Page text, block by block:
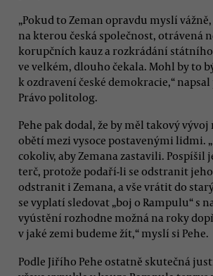
„Pokud to Zeman opravdu myslí
na kterou česká společnost, otrávená
korupčních kauz a rozkrádání
ve velkém, dlouho čekala. Mohl by to
k ozdravení české demokracie,“
Právo politolog.
Pehe pak dodal, že by měl takový
obětí mezi vysoce postavenými lidmi.
cokoliv, aby Zemana zastavili. Pospíšil
terč, protože podaří-li se odstranit
odstranit i Zemana, a vše vrátit do
se vyplatí sledovat „boj o Rampulu“ s
vyústění rozhodne možná na roky
v jaké zemi budeme žít,“ myslí si Pehe.
Podle Jiřího Pehe ostatně skutečná